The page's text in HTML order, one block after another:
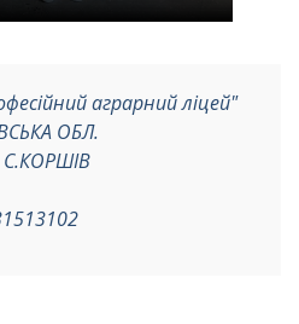
аграрний ліцей"
ОБЛ.